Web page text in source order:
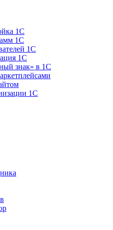
1С
1С
1С
1С
знак» в 1С
1С